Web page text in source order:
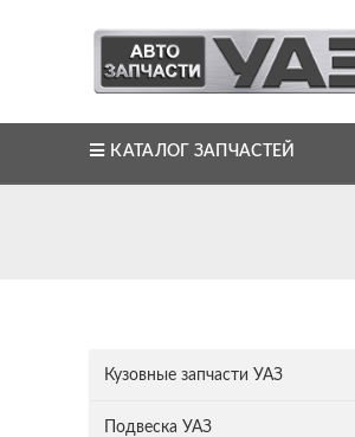
КАТАЛОГ ЗАПЧАСТЕЙ
Кузовные запчасти УАЗ
Подвеска УАЗ